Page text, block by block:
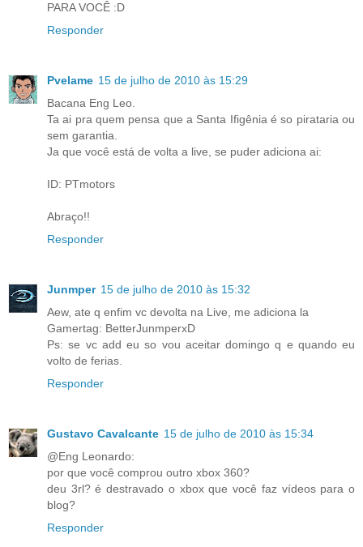
PARA VOCÊ :D
Responder
Pvelame 15 de julho de 2010 às 15:29
Bacana Eng Leo.
Ta ai pra quem pensa que a Santa Ifigênia é so pirataria ou
sem garantia.
Ja que você está de volta a live, se puder adiciona ai:
ID: PTmotors
Abraço!!
Responder
Junmper 15 de julho de 2010 às 15:32
Aew, ate q enfim vc devolta na Live, me adiciona la
Gamertag: BetterJunmperxD
Ps: se vc add eu so vou aceitar domingo q e quando eu
volto de ferias.
Responder
Gustavo Cavalcante 15 de julho de 2010 às 15:34
@Eng Leonardo:
por que você comprou outro xbox 360?
deu 3rl? é destravado o xbox que você faz vídeos para o
blog?
Responder